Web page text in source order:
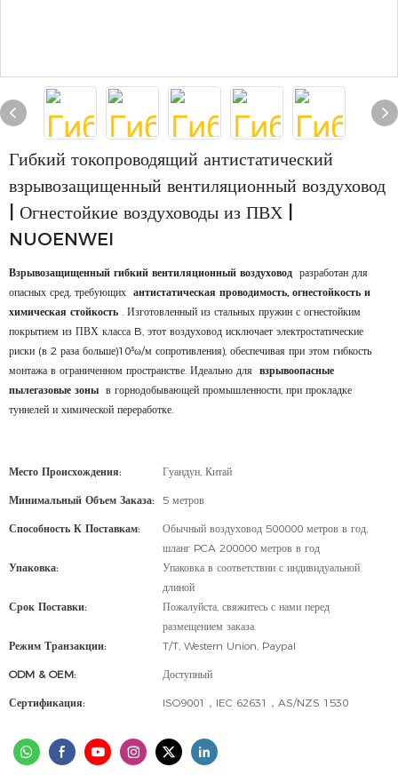
Гибкий токопроводящий антистатический
взрывозащищенный вентиляционный воздуховод
| Огнестойкие воздуховоды из ПВХ |
NUOENWEI
Взрывозащищенный гибкий вентиляционный воздуховод разработан для
опасных сред, требующих антистатическая проводимость, огнестойкость и
химическая стойкость
. Изготовленный из стальных пружин с огнестойким
покрытием из ПВХ класса B, этот воздуховод исключает электростатические
риски (в 2 раза больше)10³ω/м сопротивления), обеспечивая при этом гибкость
монтажа в ограниченном пространстве. Идеально для взрывоопасные
пылегазовые зоны в горнодобывающей промышленности, при прокладке
туннелей и химической переработке.
Место Происхождения: Гуандун, Китай
Минимальный Объем Заказа: 5 метров
Способность К Поставкам:
Обычный воздуховод 500000 метров в год,
шланг PCA 200000 метров в год
Упаковка:
Упаковка в соответствии с индивидуальной
длиной
Срок Поставки:
Пожалуйста, свяжитесь с нами перед
размещением заказа.
Режим Транзакции:
T/T, Western Union, Paypal
ODM & OEM: Доступный
Сертификация: ISO9001，IEC 62631，AS/NZS 1530